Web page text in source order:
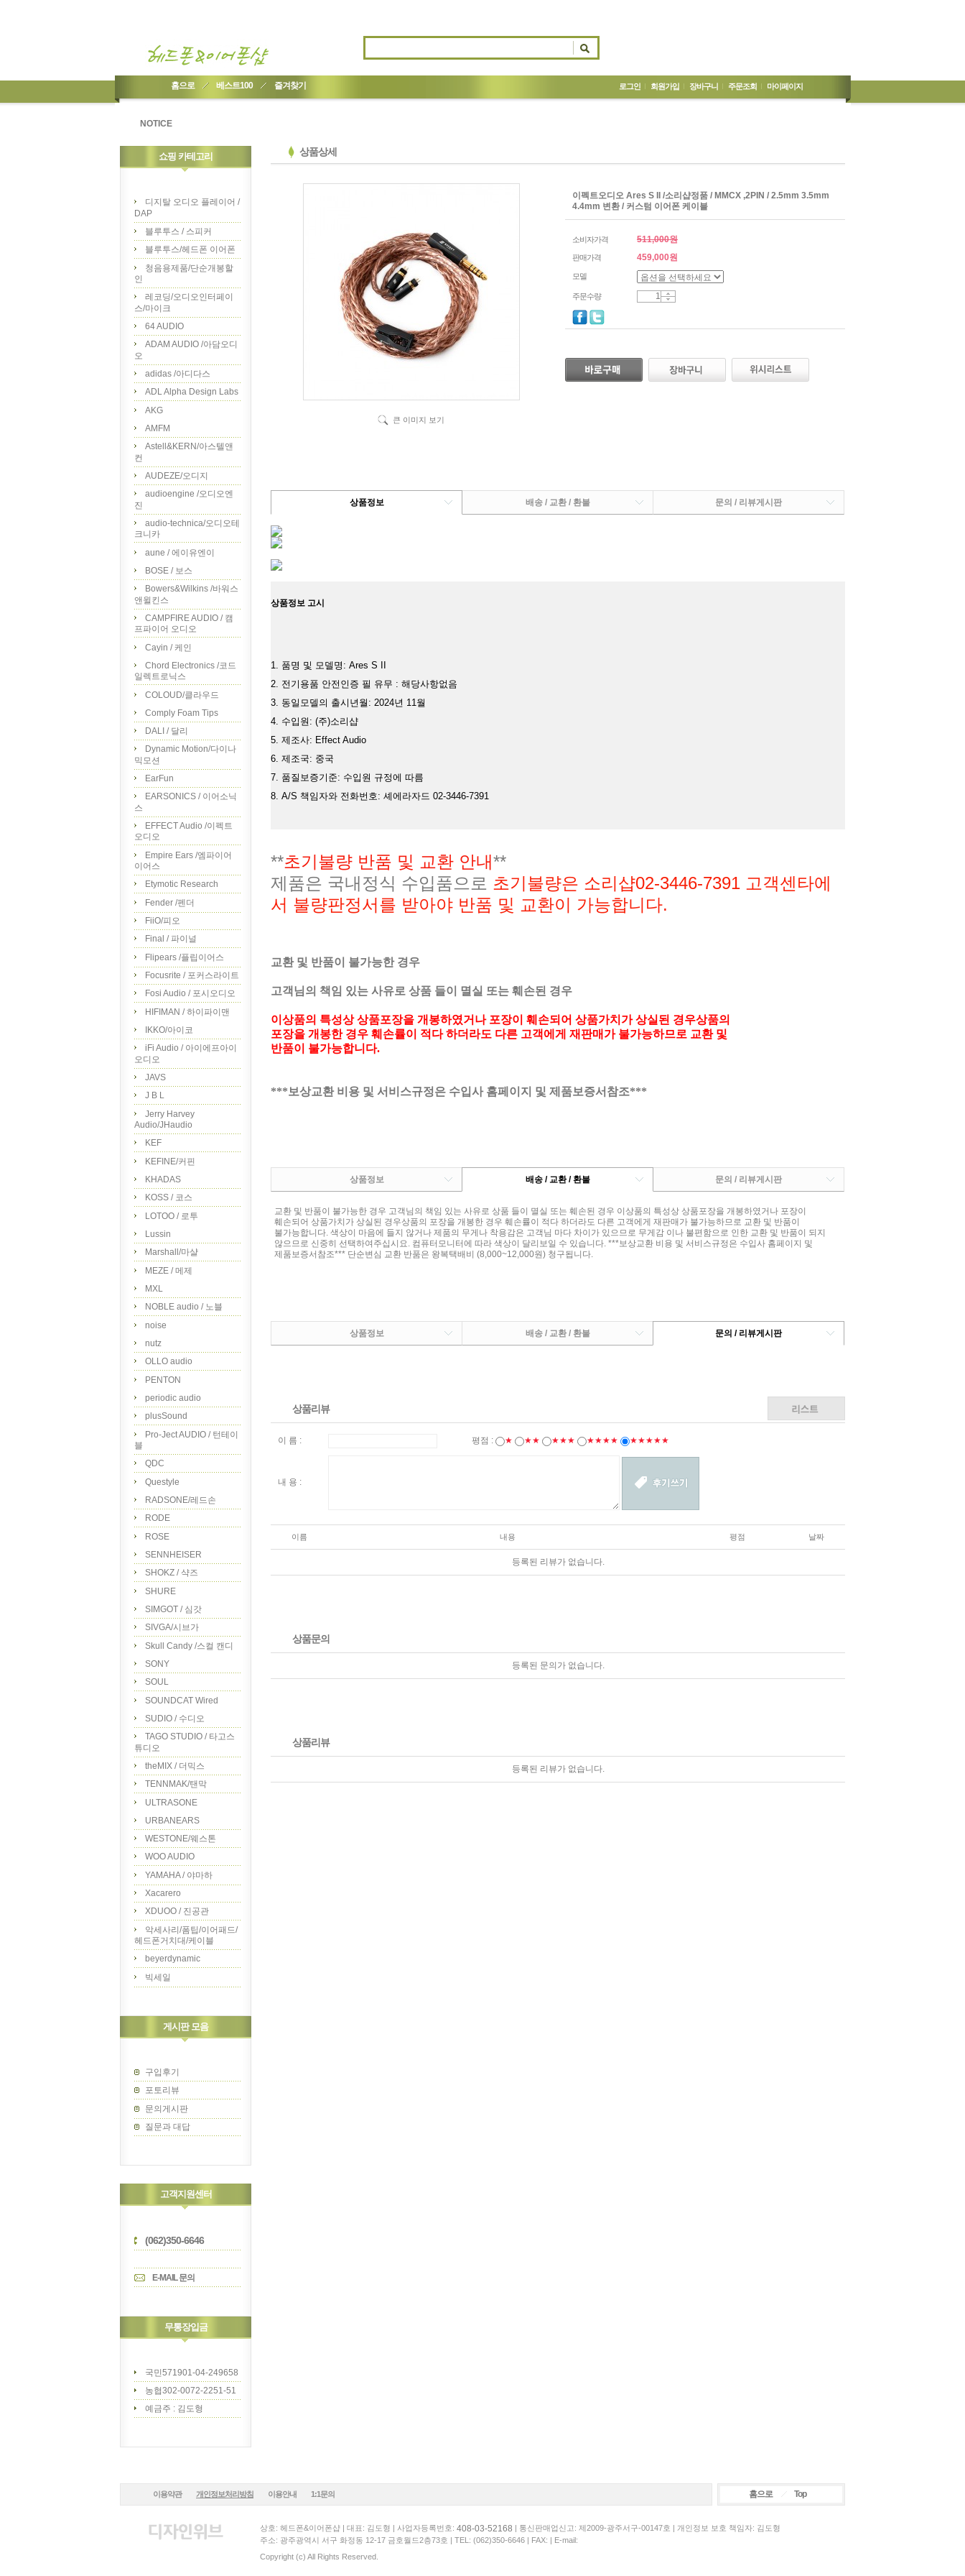
홈으로 베스트100 즐겨찾기 로그인 회원가입 장바구니 주문조회 마이페이지
NOTICE
쇼핑 카테고리
디지탈 오디오 플레이어 /
DAP
블루투스 / 스피커
블루투스/헤드폰 이어폰
청음용제품/단순개봉할
인
레코딩/오디오인터페이
스/마이크
64 AUDIO
ADAM AUDIO /아담오디
오
adidas /아디다스
ADL Alpha Design Labs
AKG
AMFM
Astell&KERN/아스텔앤
컨
AUDEZE/오디지
audioengine /오디오엔
진
audio-technica/오디오테
크니카
aune / 에이유엔이
BOSE / 보스
Bowers&Wilkins /바워스
앤윌킨스
CAMPFIRE AUDIO / 캠
프파이어 오디오
Cayin / 케인
Chord Electronics /코드
일렉트로닉스
COLOUD/클라우드
Comply Foam Tips
DALI / 달리
Dynamic Motion/다이나
믹모션
EarFun
EARSONICS / 이어소닉
스
EFFECT Audio /이펙트
오디오
Empire Ears /엠파이어
이어스
Etymotic Research
Fender /펜더
FiiO/피오
Final / 파이널
Flipears /플립이어스
Focusrite / 포커스라이트
Fosi Audio / 포시오디오
HIFIMAN / 하이파이맨
IKKO/아이코
iFi Audio / 아이에프아이
오디오
JAVS
J B L
Jerry Harvey
Audio/JHaudio
KEF
KEFINE/커핀
KHADAS
KOSS / 코스
LOTOO / 로투
Lussin
Marshall/마샬
MEZE / 메제
MXL
NOBLE audio / 노블
noise
nutz
OLLO audio
PENTON
periodic audio
plusSound
Pro-Ject AUDIO / 턴테이
블
QDC
Questyle
RADSONE/레드손
RODE
ROSE
SENNHEISER
SHOKZ / 샥즈
SHURE
SIMGOT / 심갓
SIVGA/시브가
Skull Candy /스컬 캔디
SONY
SOUL
SOUNDCAT Wired
SUDIO / 수디오
TAGO STUDIO / 타고스
튜디오
theMIX / 더믹스
TENNMAK/탠막
ULTRASONE
URBANEARS
WESTONE/웨스톤
WOO AUDIO
YAMAHA / 야마하
Xacarero
XDUOO / 진공관
악세사리/폼팁/이어패드/
헤드폰거치대/케이블
beyerdynamic
빅세일
게시판 모음
구입후기
포토리뷰
문의게시판
질문과 대답
고객지원센터
(062)350-6646
E-MAIL 문의
무통장입금
국민571901-04-249658
농협302-0072-2251-51
예금주 : 김도형
상품상세
큰 이미지 보기
이펙트오디오 Ares S II /소리샵정품 / MMCX ,2PIN / 2.5mm 3.5mm
4.4mm 변환 / 커스텀 이어폰 케이블
소비자가격 511,000원
판매가격 459,000원
모델
주문수량
상품정보 배송 / 교환 / 환불 문의 / 리뷰게시판
상품정보 고시
1. 품명 및 모델명: Ares S II
2. 전기용품 안전인증 필 유무 : 해당사항없음
3. 동일모델의 출시년월: 2024년 11월
4. 수입원: (주)소리샵
5. 제조사: Effect Audio
6. 제조국: 중국
7. 품질보증기준: 수입원 규정에 따름
8. A/S 책임자와 전화번호: 셰에라자드 02-3446-7391
**초기불량 반품 및 교환 안내**
제품은 국내정식 수입품으로 초기불량은 소리샵02-3446-7391 고객센타에
서 불량판정서를 받아야 반품 및 교환이 가능합니다.
교환 및 반품이 불가능한 경우
고객님의 책임 있는 사유로 상품 들이 멸실 또는 훼손된 경우
이상품의 특성상 상품포장을 개봉하였거나 포장이 훼손되어 상품가치가 상실된 경우상품의
포장을 개봉한 경우 훼손률이 적다 하더라도 다른 고객에게 재판매가 불가능하므로 교환 및
반품이 불가능합니다.
***보상교환 비용 및 서비스규정은 수입사 홈페이지 및 제품보증서참조***
상품정보 배송 / 교환 / 환불 문의 / 리뷰게시판
교환 및 반품이 불가능한 경우 고객님의 책임 있는 사유로 상품 들이 멸실 또는 훼손된 경우 이상품의 특성상 상품포장을 개봉하였거나 포장이
훼손되어 상품가치가 상실된 경우상품의 포장을 개봉한 경우 훼손률이 적다 하더라도 다른 고객에게 재판매가 불가능하므로 교환 및 반품이
불가능합니다. 색상이 마음에 들지 않거나 제품의 무게나 착용감은 고객님 마다 차이가 있으므로 무게감 이나 불편함으로 인한 교환 및 반품이 되지
않으므로 신중히 선택하여주십시요. 컴퓨터모니터에 따라 색상이 달리보일 수 있습니다. ***보상교환 비용 및 서비스규정은 수입사 홈페이지 및
제품보증서참조*** 단순변심 교환 반품은 왕복택배비 (8,000~12,000원) 청구됩니다.
상품정보 배송 / 교환 / 환불 문의 / 리뷰게시판
상품리뷰
이 름 : 평점 : ★ ★★ ★★★ ★★★★ ★★★★★
내 용 :
이름 내용 평점 날짜
등록된 리뷰가 없습니다.
상품문의
등록된 문의가 없습니다.
상품리뷰
등록된 리뷰가 없습니다.
이용약관 개인정보처리방침 이용안내 1:1문의 홈으로 Top
상호: 헤드폰&이어폰샵 | 대표: 김도형 | 사업자등록번호: 408-03-52168 | 통신판매업신고: 제2009-광주서구-00147호 | 개인정보 보호 책임자: 김도형
주소: 광주광역시 서구 화정동 12-17 금호월드2층73호 | TEL: (062)350-6646 | FAX: | E-mail:
Copyright (c) All Rights Reserved.